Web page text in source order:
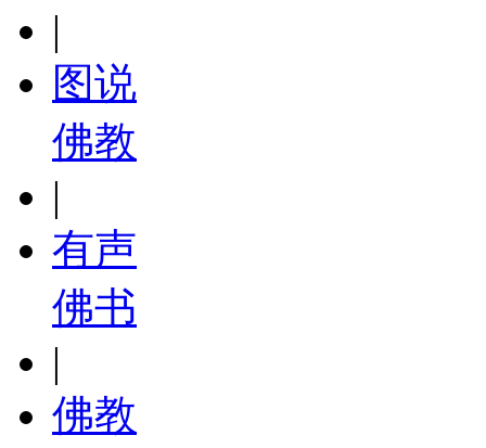
|
图说
佛教
|
有声
佛书
|
佛教